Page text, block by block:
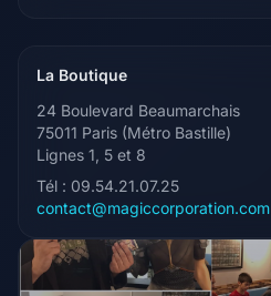
La Boutique
24 Boulevard Beaumarchais
75011 Paris (Métro Bastille)
Lignes 1, 5 et 8
Tél : 09.54.21.07.25
contact@magiccorporation.com